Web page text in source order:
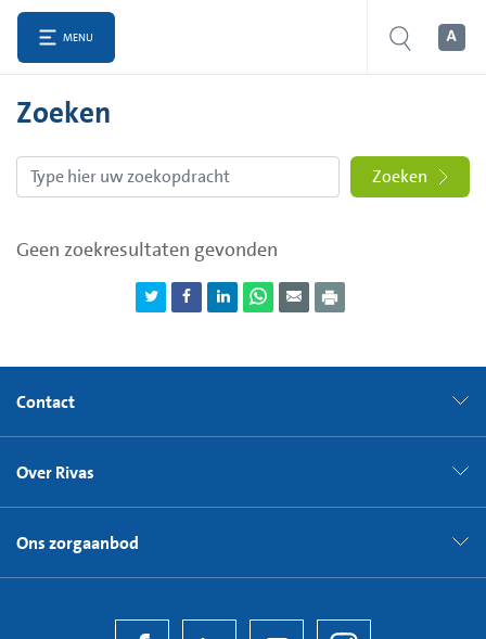
MENU
Zoeken
Zoeken
Geen zoekresultaten gevonden
Contact
Over Rivas
Ons zorgaanbod